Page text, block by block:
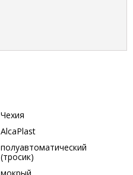
Чехия
AlcaPlast
полуавтоматический
(тросик)